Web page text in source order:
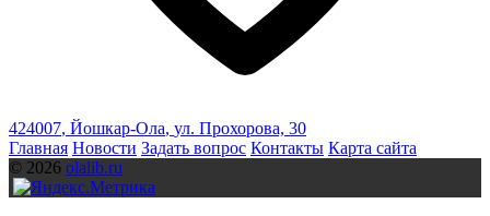
424007, Йошкар-Ола, ул. Прохорова, 30
Главная Новости Задать вопрос Контакты Карта сайта
© 2026 olalib.ru